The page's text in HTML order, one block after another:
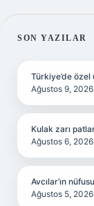
SON YAZILAR
Türkiye’de
Ağustos 9, 2026
Kulak zarı
Ağustos 6, 2026
Avcılar’ın
Ağustos 5, 2026